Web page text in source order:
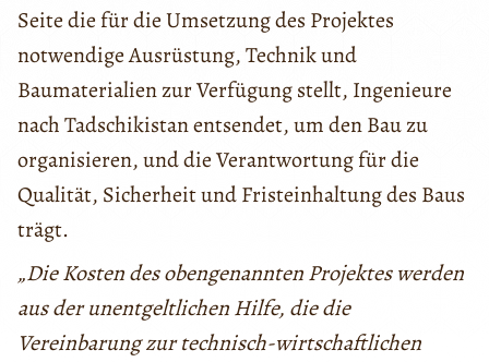
Seite die für die Umsetzung des Projektes
notwendige Ausrüstung, Technik und
Baumaterialien zur Verfügung stellt, Ingenieure
nach Tadschikistan entsendet, um den Bau zu
organisieren, und die Verantwortung für die
Qualität, Sicherheit und Fristeinhaltung des Baus
trägt.
„Die Kosten des obengenannten Projektes werden
aus der unentgeltlichen Hilfe, die die
Vereinbarung zur technisch-wirtschaftlichen